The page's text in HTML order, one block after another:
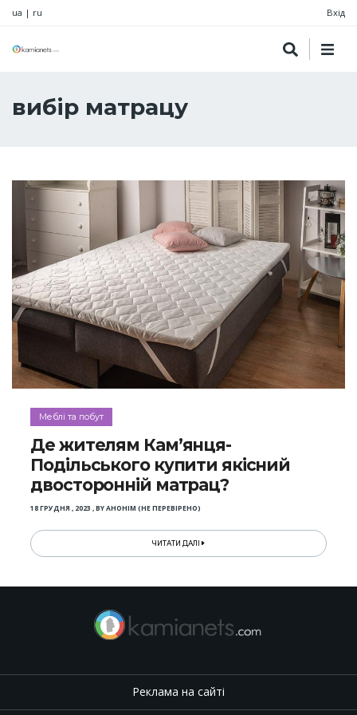
ua | ru Вхід
вибір матрацу
Меблі та побут
Де жителям Кам’янця-
Подільського купити якісний
двосторонній матрац?
18 ГРУДНЯ , 2023 ,BYАНОНІМ (НЕ ПЕРЕВІРЕНО)
ЧИТАТИ ДАЛІ
Реклама на сайті